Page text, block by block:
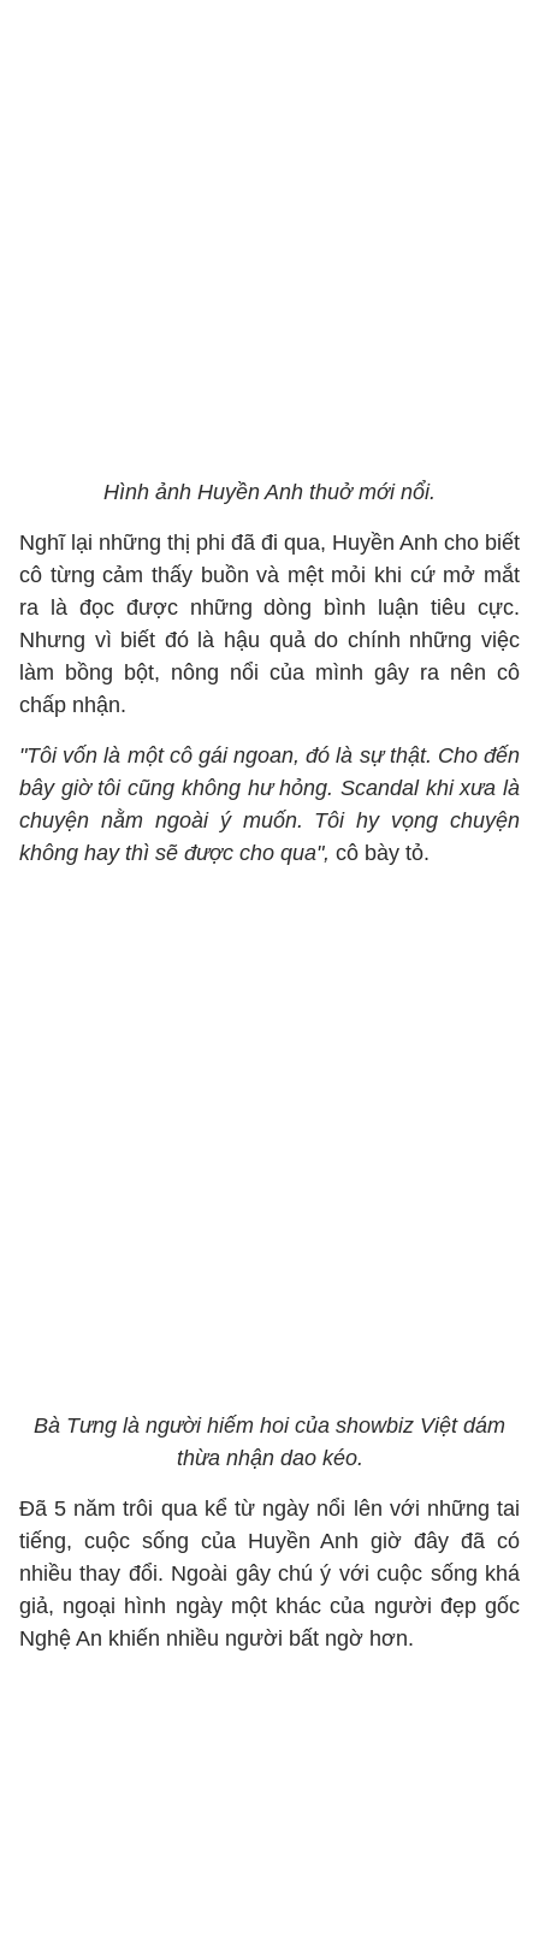
Hình ảnh Huyền Anh thuở mới nổi.
Nghĩ lại những thị phi đã đi qua, Huyền Anh cho biết
cô từng cảm thấy buồn và mệt mỏi khi cứ mở mắt
ra là đọc được những dòng bình luận tiêu cực.
Nhưng vì biết đó là hậu quả do chính những việc
làm bồng bột, nông nổi của mình gây ra nên cô
chấp nhận.
"Tôi vốn là một cô gái ngoan, đó là sự thật. Cho đến
bây giờ tôi cũng không hư hỏng. Scandal khi xưa là
chuyện nằm ngoài ý muốn. Tôi hy vọng chuyện
không hay thì sẽ được cho qua", cô bày tỏ.
Bà Tưng là người hiếm hoi của showbiz Việt dám
thừa nhận dao kéo.
Đã 5 năm trôi qua kể từ ngày nổi lên với những tai
tiếng, cuộc sống của Huyền Anh giờ đây đã có
nhiều thay đổi. Ngoài gây chú ý với cuộc sống khá
giả, ngoại hình ngày một khác của người đẹp gốc
Nghệ An khiến nhiều người bất ngờ hơn.